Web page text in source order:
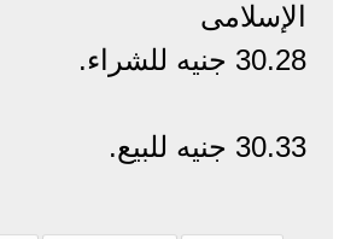
الإسلامى
30.28 جنيه للشراء.
30.33 جنيه للبيع.